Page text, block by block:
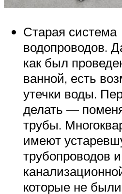
Старая система
водопроводов.
как был
ванной, есть
утечки воды.
делать —
трубы.
имеют
трубопроводов и
которые не